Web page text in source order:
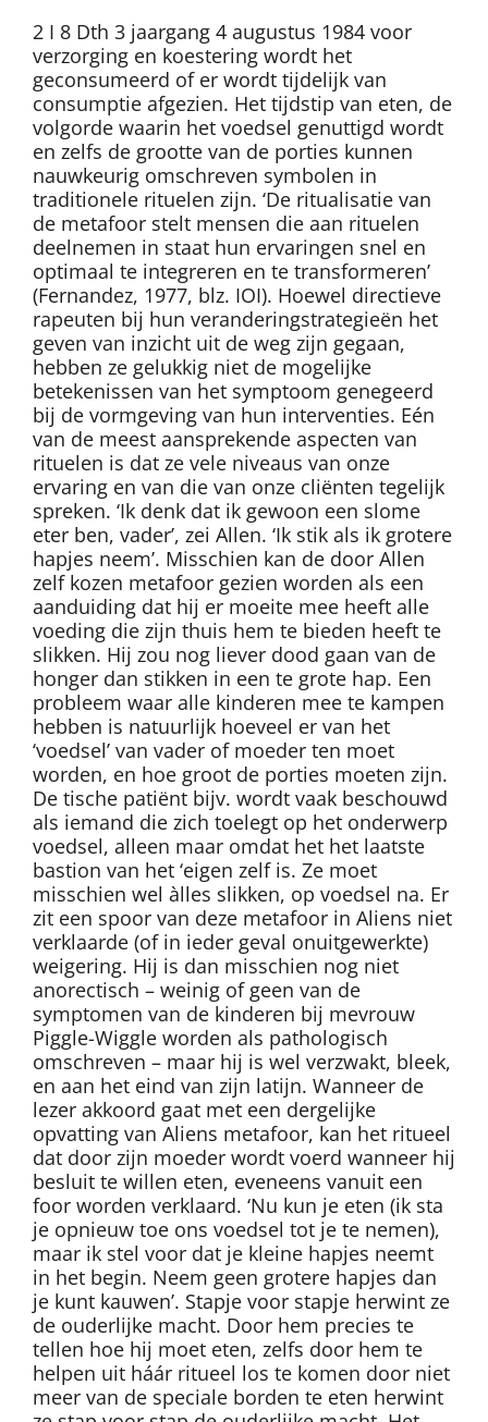
2 I 8 Dth 3 jaargang 4 augustus 1984 voor
verzorging en koestering wordt het
geconsumeerd of er wordt tijdelijk van
consumptie afgezien. Het tijdstip van eten, de
volgorde waarin het voedsel genuttigd wordt
en zelfs de grootte van de porties kunnen
nauwkeurig omschreven symbolen in
traditionele rituelen zijn. ‘De ritualisatie van
de metafoor stelt mensen die aan rituelen
deelnemen in staat hun ervaringen snel en
optimaal te integreren en te transformeren’
(Fernandez, 1977, blz. IOI). Hoewel directieve
rapeuten bij hun veranderingstrategieën het
geven van inzicht uit de weg zijn gegaan,
hebben ze gelukkig niet de mogelijke
betekenissen van het symptoom genegeerd
bij de vormgeving van hun interventies. Eén
van de meest aansprekende aspecten van
rituelen is dat ze vele niveaus van onze
ervaring en van die van onze cliënten tegelijk
spreken. ‘Ik denk dat ik gewoon een slome
eter ben, vader’, zei Allen. ‘Ik stik als ik grotere
hapjes neem’. Misschien kan de door Allen
zelf kozen metafoor gezien worden als een
aanduiding dat hij er moeite mee heeft alle
voeding die zijn thuis hem te bieden heeft te
slikken. Hij zou nog liever dood gaan van de
honger dan stikken in een te grote hap. Een
probleem waar alle kinderen mee te kampen
hebben is natuurlijk hoeveel er van het
‘voedsel’ van vader of moeder ten moet
worden, en hoe groot de porties moeten zijn.
De tische patiënt bijv. wordt vaak beschouwd
als iemand die zich toelegt op het onderwerp
voedsel, alleen maar omdat het het laatste
bastion van het ‘eigen zelf is. Ze moet
misschien wel àlles slikken, op voedsel na. Er
zit een spoor van deze metafoor in Aliens niet
verklaarde (of in ieder geval onuitgewerkte)
weigering. Hij is dan misschien nog niet
anorectisch – weinig of geen van de
symptomen van de kinderen bij mevrouw
Piggle-Wiggle worden als pathologisch
omschreven – maar hij is wel verzwakt, bleek,
en aan het eind van zijn latijn. Wanneer de
lezer akkoord gaat met een dergelijke
opvatting van Aliens metafoor, kan het ritueel
dat door zijn moeder wordt voerd wanneer hij
besluit te willen eten, eveneens vanuit een
foor worden verklaard. ‘Nu kun je eten (ik sta
je opnieuw toe ons voedsel tot je te nemen),
maar ik stel voor dat je kleine hapjes neemt
in het begin. Neem geen grotere hapjes dan
je kunt kauwen’. Stapje voor stapje herwint ze
de ouderlijke macht. Door hem precies te
tellen hoe hij moet eten, zelfs door hem te
helpen uit háár ritueel los te komen door niet
meer van de speciale borden te eten herwint